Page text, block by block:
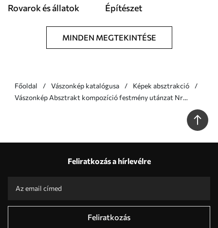
Rovarok és állatok Építészet
MINDEN MEGTEKINTÉSE
Főoldal Vászonkép katalógusa
Képek absztrakció
Vászonkép Absztrakt kompozíció festmény utánzat Nr
Feliratkozás a hírlevélre
Feliratkozás